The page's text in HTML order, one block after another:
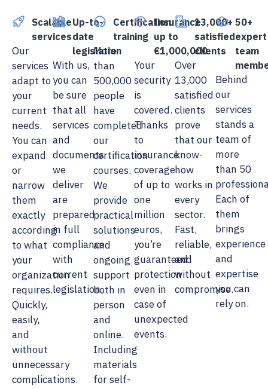
Scalable
services
Our
services
adapt to
your
current
needs.
You can
expand
or
narrow
them
exactly
according
to what
your
organization
requires.
Quickly,
easily,
and
without
unnecessary
complications.
Up-to-
date
legislation
With us,
you can
be sure
that all
services
and
documents
we
deliver
are
prepared
in full
compliance
with
current
legislation.
Certification
training
More
than
500,000
people
have
completed
our
certification
courses.
We
provide
practical
solutions
and
ongoing
support
both in
person
and
online.
Including
materials
for self-
Insurance
up to
€1,000,000
Your
security
is
covered.
Thanks
to
insurance
coverage
of up to
one
million
euros,
you’re
guaranteed
protection
even in
case of
unexpected
events.
13,000+
satisfied
clients
Over
13,000
satisfied
clients
prove
that our
know-
how
works in
every
sector.
Fast,
reliable,
and
without
compromise.
50+
expert
team
Behind
our
services
stands a
team of
more
than 50
Each of
them
brings
experience
and
expertise
you can
rely on.